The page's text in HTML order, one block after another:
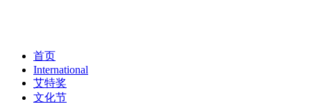
首页
International
艾特奖
文化节